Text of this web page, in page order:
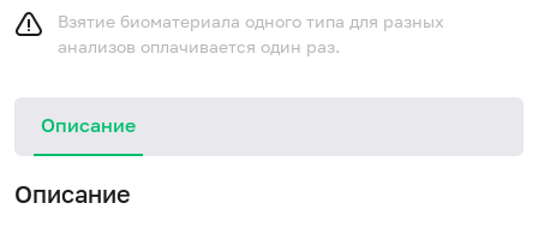
Взятие биоматериала одного типа для разных
анализов оплачивается один раз.
Описание
Описание